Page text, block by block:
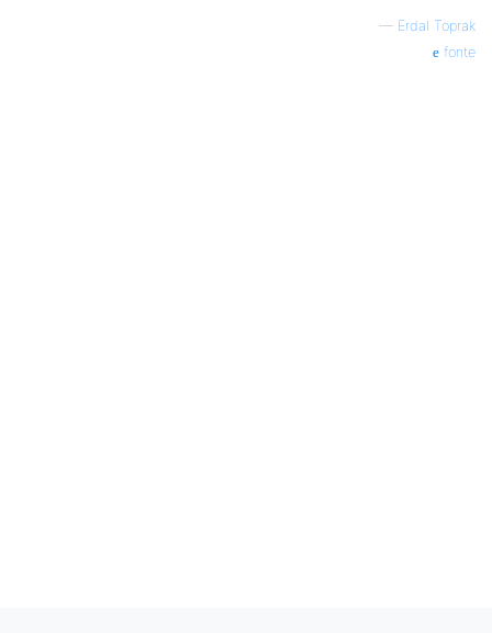
— Erdal Toprak
fonte